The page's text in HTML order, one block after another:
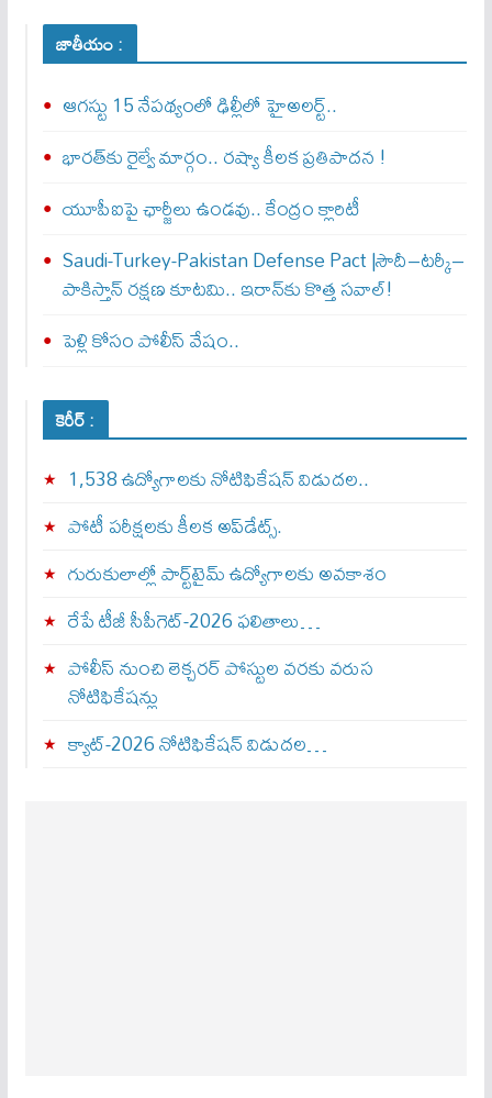
జాతీయం :
ఆగస్టు 15 నేపథ్యంలో ఢిల్లీలో హైఅలర్ట్..
భారత్‌కు రైల్వే మార్గం.. రష్యా కీలక ప్రతిపాదన !
యూపీఐపై ఛార్జీలు ఉండవు.. కేంద్రం క్లారిటీ
Saudi-Turkey-Pakistan Defense Pact |సౌదీ–టర్కీ–
పాకిస్తాన్ రక్షణ కూటమి.. ఇరాన్‌కు కొత్త సవాల్!
పెళ్లి కోసం పోలీస్ వేషం..
కెరీర్ :
1,538 ఉద్యోగాలకు నోటిఫికేషన్ విడుదల..
పోటీ పరీక్షలకు కీలక అప్‌డేట్స్.
గురుకులాల్లో పార్ట్‌టైమ్ ఉద్యోగాలకు అవకాశం
రేపే టీజీ సీపీగెట్‌-2026 ఫలితాలు…
పోలీస్ నుంచి లెక్చరర్ పోస్టుల వరకు వరుస
నోటిఫికేషన్లు
క్యాట్-2026 నోటిఫికేషన్ విడుదల…